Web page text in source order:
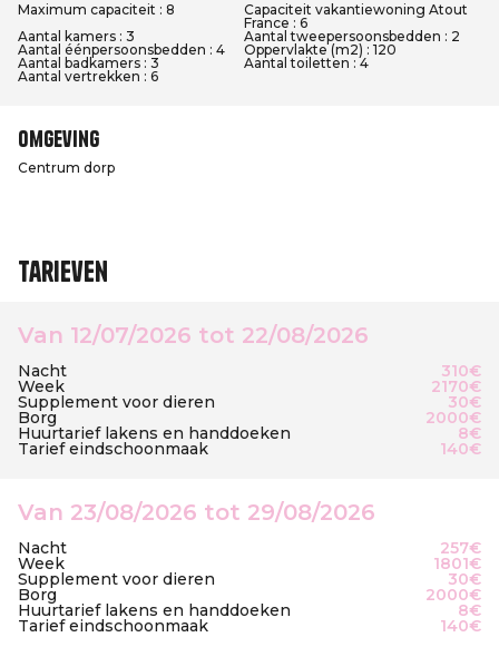
Maximum capaciteit : 8
Capaciteit vakantiewoning Atout
France : 6
Aantal kamers : 3
Aantal tweepersoonsbedden : 2
Aantal éénpersoonsbedden : 4
Oppervlakte (m2) : 120
Aantal badkamers : 3
Aantal toiletten : 4
Aantal vertrekken : 6
Omgeving
Centrum dorp
Tarieven
Van 12/07/2026 tot 22/08/2026
Nacht 310€
Week 2170€
Supplement voor dieren 30€
Borg 2000€
Huurtarief lakens en handdoeken 8€
Tarief eindschoonmaak 140€
Van 23/08/2026 tot 29/08/2026
Nacht 257€
Week 1801€
Supplement voor dieren 30€
Borg 2000€
Huurtarief lakens en handdoeken 8€
Tarief eindschoonmaak 140€